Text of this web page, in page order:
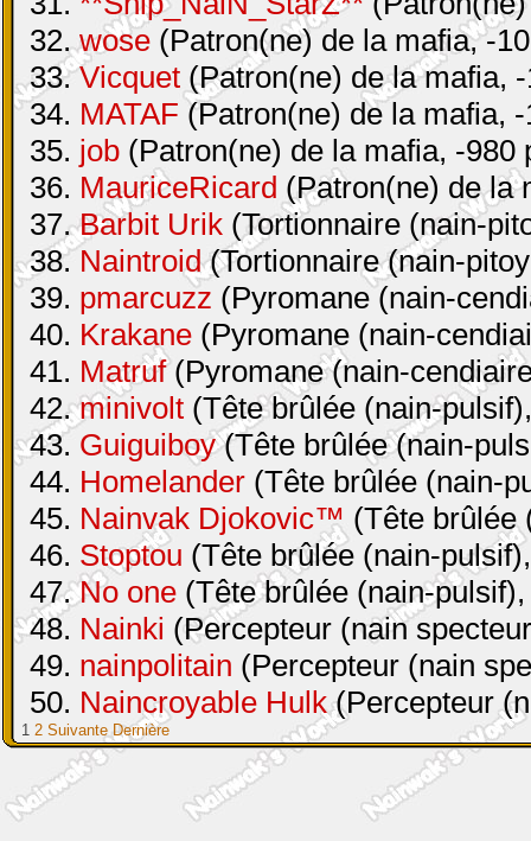
32.wose (Patron(ne) de la mafia, -
33.Vicquet (Patron(ne) de la mafia,
34. MATAF (Patron(ne) de la mafia,
35. job (Patron(ne) de la mafia, -980
36. MauriceRicard (Patron(ne) de la
37.Barbit Urik (Tortionnaire (nain-
38. Naintroid(Tortionnaire (nain-
39. pmarcuzz (Pyromane (nain-
40. Krakane (Pyromane (nain-
41. Matruf(Pyromane (nain-
42.minivolt (Tête brûlée (nain-
43. Guiguiboy(Tête brûlée (nain-
44. Homelander (Tête brûlée (nain-
45. Nainvak Djokovic™ (Tête brûlée
46. Stoptou (Tête brûlée (nain-
47.No one (Tête brûlée (nain-
48. Nainki (Percepteur (nain
49. nainpolitain (Percepteur (nain
50. Naincroyable Hulk(Percepteur
1 2 Suivante Dernière